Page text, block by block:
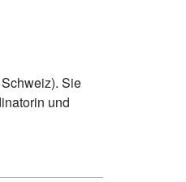
Sie
und